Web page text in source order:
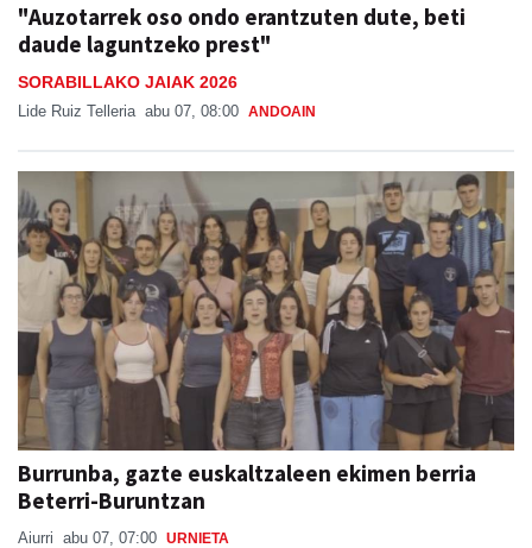
"Auzotarrek oso ondo erantzuten dute, beti
daude laguntzeko prest"
SORABILLAKO JAIAK 2026
Lide Ruiz Telleria abu 07, 08:00 ANDOAIN
Burrunba, gazte euskaltzaleen ekimen berria
Beterri-Buruntzan
Aiurri abu 07, 07:00 URNIETA